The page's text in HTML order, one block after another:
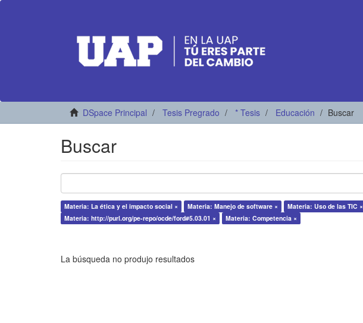
DSpace Principal Tesis Pregrado * Tesis Educación Buscar
Buscar
Materia: La ética y el impacto social × Materia: Manejo de software × Materia: Uso de las TIC ×
Materia: http://purl.org/pe-repo/ocde/ford#5.03.01 ×
Materia: Competencia ×
La búsqueda no produjo resultados